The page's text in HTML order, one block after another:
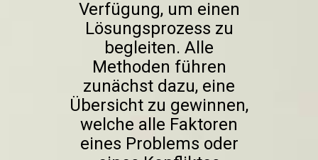
Verfügung, um einen
Lösungsprozess zu
begleiten. Alle
Methoden führen
zunächst dazu, eine
Übersicht zu gewinnen,
welche alle Faktoren
eines Problems oder